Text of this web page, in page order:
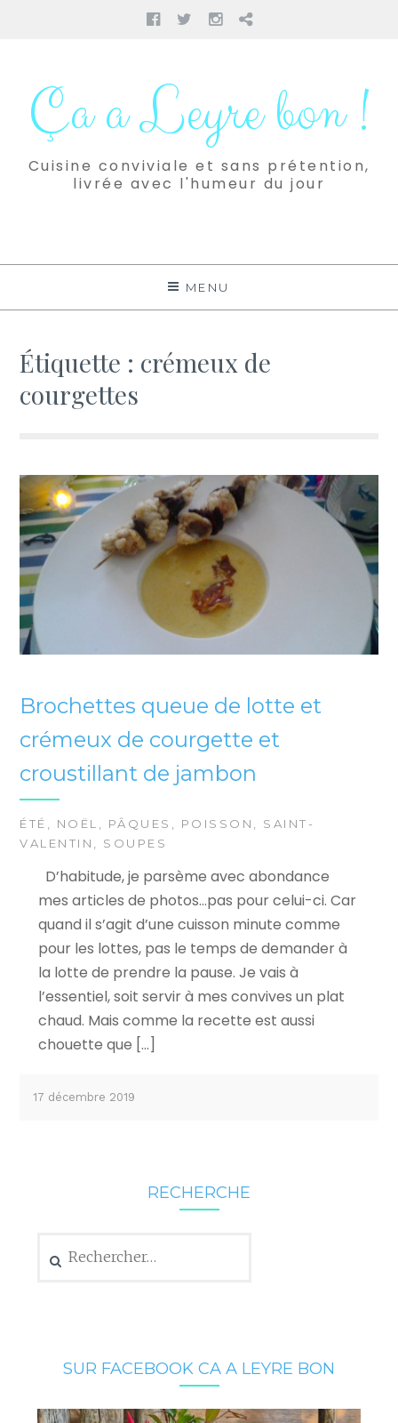
Facebook
TwitterInstagram
Pinterest
contenuÇa a Leyre bon !
Cuisine conviviale et sans prétention,
livrée avec l'humeur du jour
MENU
Étiquette : crémeux de
courgettes
Brochettes queue de lotte et
crémeux de courgette et
croustillant de jambon
ÉTÉ , NOËL , PÂQUES , POISSON , SAINT-
VALENTIN , SOUPES
D’habitude, je parsème avec abondance
mes articles de photos…pas pour celui-ci. Car
quand il s’agit d’une cuisson minute comme
pour les lottes, pas le temps de demander à
la lotte de prendre la pause. Je vais à
l’essentiel, soit servir à mes convives un plat
chaud. Mais comme la recette est aussi
chouette que […]
17 décembre 2019
RECHERCHE
SUR FACEBOOK CA A LEYRE BON